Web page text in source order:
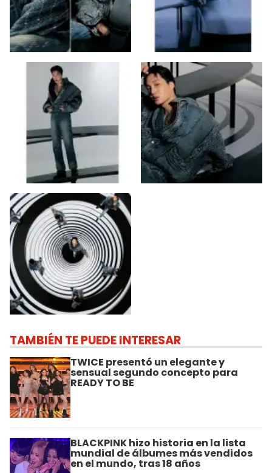
TAMBIÉN TE PUEDE INTERESAR
TWICE presentó un elegante y
sensual segundo concepto para
READY TO BE
BLACKPINK hizo historia en la lista
mundial de álbumes más vendidos
en el mundo, tras 18 años